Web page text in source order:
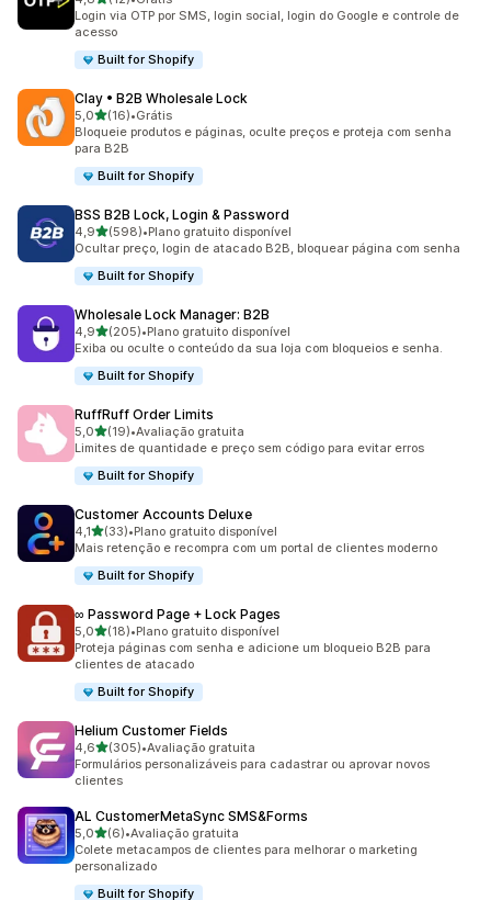
12 avaliações ao todo
Login via OTP por SMS, login social, login do Google e controle de
acesso
Built for Shopify
Clay • B2B Wholesale Lock
5,0de 5 estrelas
(16)
16 avaliações ao todo
•Grátis
Bloqueie produtos e páginas, oculte preços e proteja com senha
para B2B
Built for Shopify
BSS B2B Lock, Login & Password
4,9de 5 estrelas
(598)
598 avaliações ao todo
•Plano gratuito disponível
Ocultar preço, login de atacado B2B, bloquear página com senha
Built for Shopify
Wholesale Lock Manager: B2B
4,9de 5 estrelas
(205)
205 avaliações ao todo
•Plano gratuito disponível
Exiba ou oculte o conteúdo da sua loja com bloqueios e senha.
Built for Shopify
RuffRuff Order Limits
5,0de 5 estrelas
(19)
19 avaliações ao todo
•Avaliação gratuita
Limites de quantidade e preço sem código para evitar erros
Built for Shopify
Customer Accounts Deluxe
4,1de 5 estrelas
(33)
33 avaliações ao todo
•Plano gratuito disponível
Mais retenção e recompra com um portal de clientes moderno
Built for Shopify
∞ Password Page + Lock Pages
5,0de 5 estrelas
(18)
18 avaliações ao todo
•Plano gratuito disponível
Proteja páginas com senha e adicione um bloqueio B2B para
clientes de atacado
Built for Shopify
Helium Customer Fields
4,6de 5 estrelas
(305)
305 avaliações ao todo
•Avaliação gratuita
Formulários personalizáveis para cadastrar ou aprovar novos
clientes
AL CustomerMetaSync SMS&Forms
5,0de 5 estrelas
(6)
6 avaliações ao todo
•Avaliação gratuita
Colete metacampos de clientes para melhorar o marketing
personalizado
Built for Shopify